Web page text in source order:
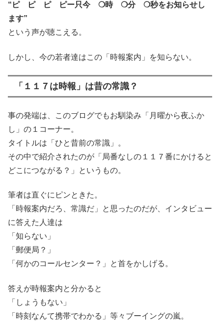
“ピ ピ ピ ピー只今 ❍時 ❍分 ❍秒をお知らせし
ます”
という声が聴こえる。
しかし、今の若者達はこの「時報案内」を知らない。
「１１７は時報」は昔の常識？
事の発端は、このブログでもお馴染み「月曜から夜ふか
し」の１コーナー。
タイトルは「ひと昔前の常識」。
その中で紹介されたのが「局番なしの１１７番にかけると
どこにつながる？」というもの。
筆者は直ぐにピンときた。
「時報案内だろ、常識だ」と思ったのだが、インタビュー
に答えた人達は
「知らない」
「郵便局？」
「何かのコールセンター？」と首をかしげる。
答えが時報案内と分かると
「しょうもない」
「時刻なんて携帯でわかる」等々ブーイングの嵐。